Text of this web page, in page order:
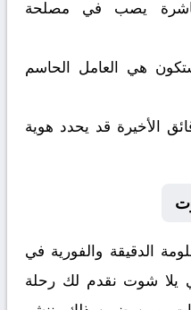
يصب في مصلحة
ستكون هي العامل الحاسم
الأخيرة قد يحدد هوية
الدقيقة والفورية في
يلا شوت نقدم لك رحلة